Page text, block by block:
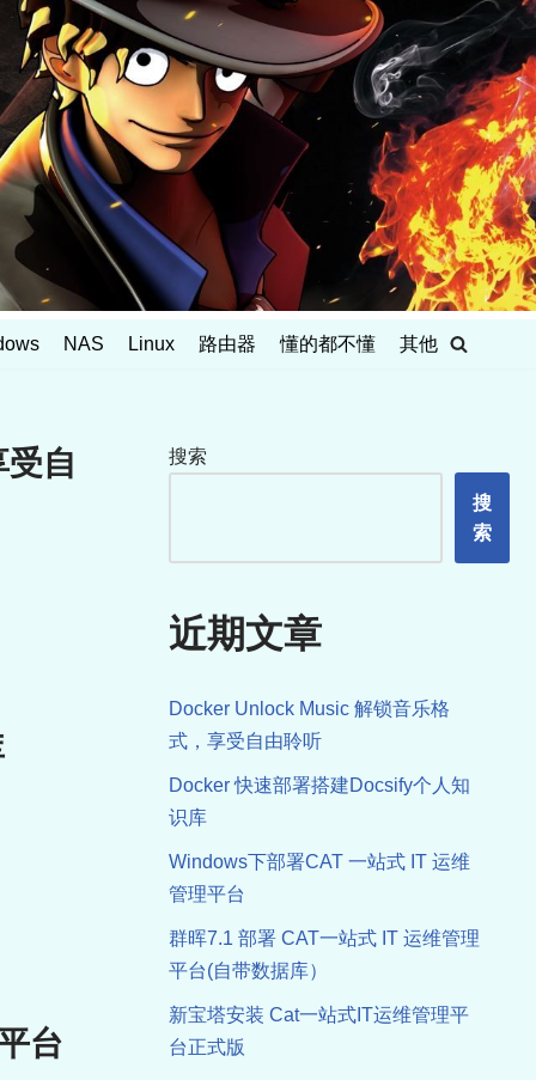
NAS Linux 路由器 懂的都不懂 其他
自
台
搜索
搜
索
近期文章
Docker Unlock Music 解锁音乐格
式，享受自由聆听
Docker 快速部署搭建Docsify个人知
识库
Windows下部署CAT 一站式 IT 运维
管理平台
群晖7.1 部署 CAT一站式 IT 运维管理
平台(自带数据库）
新宝塔安装 Cat一站式IT运维管理平
台正式版